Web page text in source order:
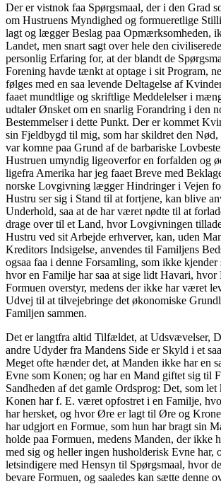
Der er vistnok faa Spørgsmaal, der i den Grad
om Hustruens Myndighed og formueretlige
lagt og lægger Beslag paa Opmærksomheden,
Landet, men snart sagt over hele den
personlig Erfaring for, at der blandt de
Forening havde tænkt at optage i sit Program,
følges med en saa levende Deltagelse af
faaet mundtlige og skriftlige Meddelelser i
udtaler Ønsket om en snarlig Forandring i den
Bestemmelser i dette Punkt. Der er kommet
sin Fjeldbygd til mig, som har skildret den Nød,
var komne paa Grund af de barbariske
Hustruen umyndig ligeoverfor en forfalden og
ligefra Amerika har jeg faaet Breve med
norske Lovgivning lægger Hindringer i Vejen
Hustru ser sig i Stand til at fortjene, kan blive
Underhold, saa at de har været nødte til at
drage over til et Land, hvor Lovgivningen
Hustru ved sit Arbejde erhverver, kan, uden
Kreditors Indsigelse, anvendes til Familjens
ogsaa faa i denne Forsamling, som ikke
hvor en Familje har saa at sige lidt Havari, hvor
Formuen overstyr, medens der ikke har været
Udvej til at tilvejebringe det økonomiske
Familjen sammen.
Det er langtfra altid Tilfældet, at Udsvævelser,
andre Udyder fra Mandens Side er Skyld i et
Meget ofte hænder det, at Manden ikke har en
Evne som Konen; og har en Mand giftet sig til
Sandheden af det gamle Ordsprog: Det, som let
Konen har f. E. været opfostret i en Familje,
har hersket, og hvor Øre er lagt til Øre og
har udgjort en Formue, som hun har bragt sin
holde paa Formuen, medens Manden, der ikke
med sig og heller ingen husholderisk Evne har,
letsindigere med Hensyn til Spørgsmaal, hvor
bevare Formuen, og saaledes kan sætte denne